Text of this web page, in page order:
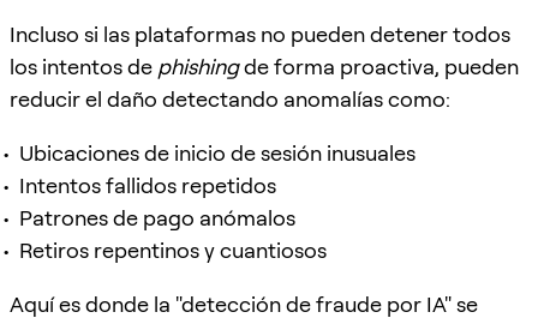
Incluso si las plataformas no pueden detener todos
los intentos de phishingde forma proactiva, pueden
reducir el daño detectando anomalías como:
Ubicaciones de inicio de sesión inusuales
Intentos fallidos repetidos
Patrones de pago anómalos
Retiros repentinos y cuantiosos
Aquí es donde la "detección de fraude por IA" se